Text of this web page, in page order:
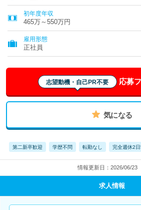
初年度年収
465万～550万円
雇用形態
正社員
志望動機・自己PR不要 応募
気になる
第二新卒歓迎 学歴不問 転勤なし 完全週休2日
情報更新日：2026/06/23
求人情報